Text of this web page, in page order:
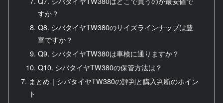
すか？
Q8. シバタイヤTW380のサイズラインナップは豊
富ですか？
Q9. シバタイヤTW380は車検に通りますか？
Q10. シバタイヤTW380の保管方法は？
まとめ｜シバタイヤTW380の評判と購入判断のポイン
ト